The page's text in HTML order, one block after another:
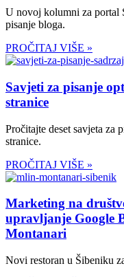
U novoj kolumni za portal
pisanje bloga.
PROČITAJ VIŠE »
Savjeti za pisanje
stranice
Pročitajte deset savjeta za
stranice.
PROČITAJ VIŠE »
Marketing na
upravljanje Google
Montanari
Novi restoran u Šibeniku